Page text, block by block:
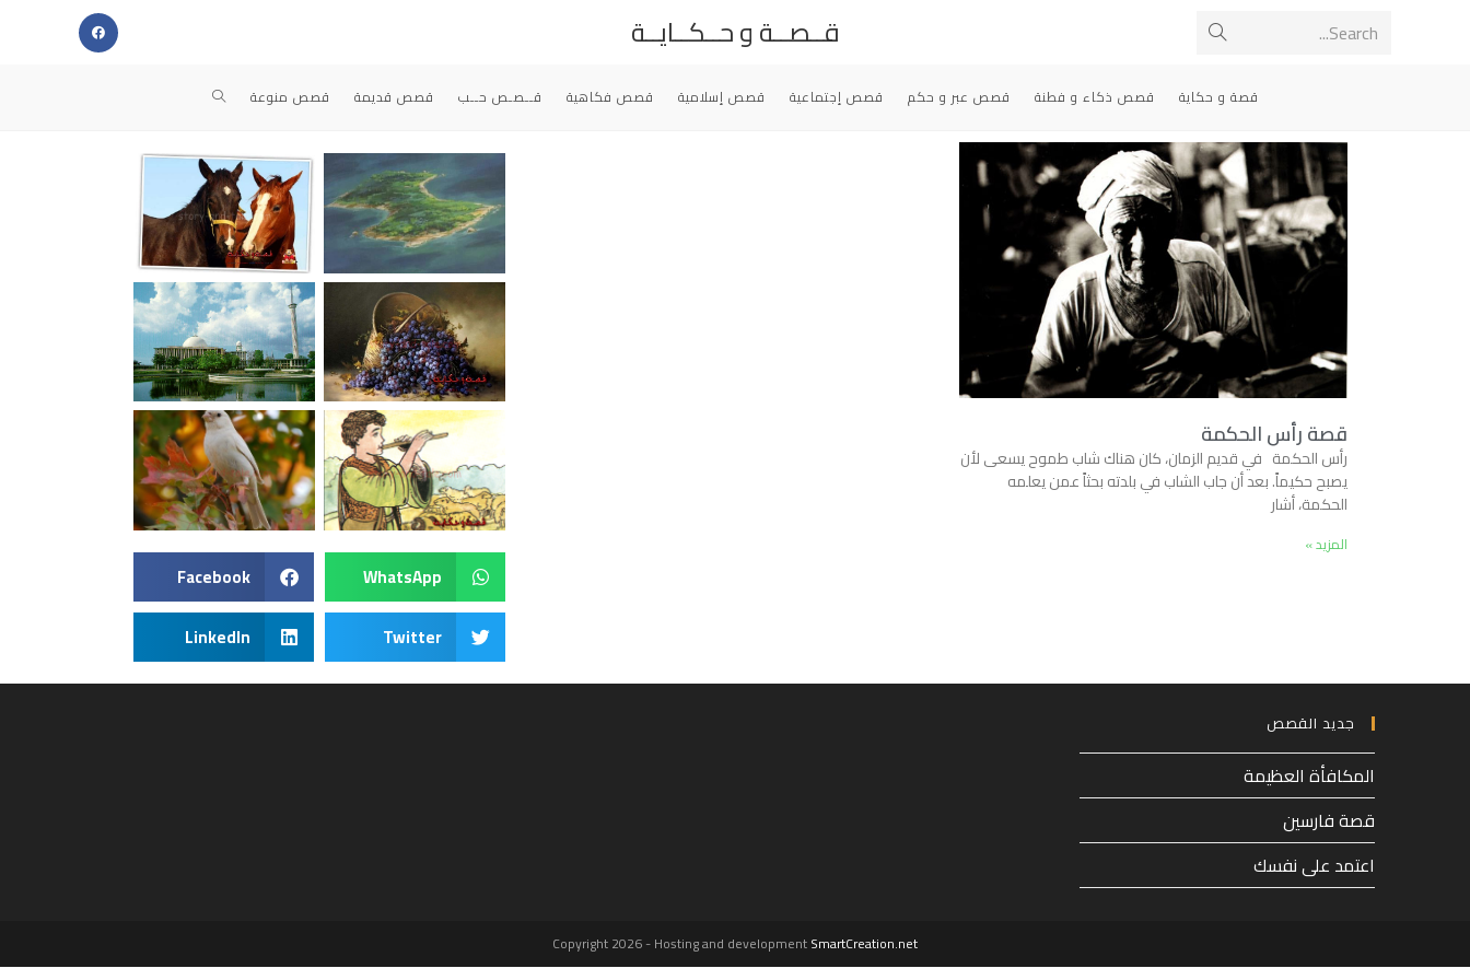
Search... قــصــة و حــكــايــة
قصة و حكاية قصص ذكاء و فطنة قصص عبر و حكم قصص إجتماعية قصص إسلامية قصص فكاهية قــصـص حــب قصص قديمة قصص منوعة
قصة رأس الحكمة
رأس الحكمة في قديم الزمان، كان هناك شاب طموح يسعى لأن
يصبح حكيماً. بعد أن جاب الشاب في بلدته بحثاً عمن يعلمه
الحكمة، أشار
المزيد »
WhatsApp
Facebook
Twitter
LinkedIn
جديد القصص
المكافأة العظيمة
قصة فارسين
اعتمد على نفسك
Copyright 2026 - Hosting and developmentSmartCreation.net